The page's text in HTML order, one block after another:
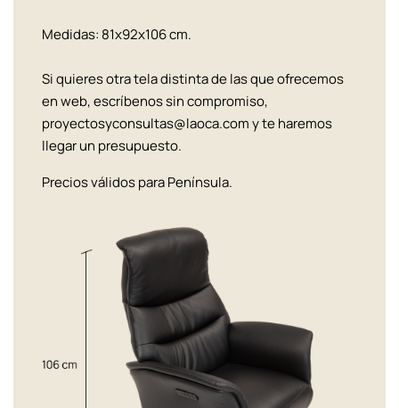
Medidas: 81x92x106 cm.
Si quieres otra tela distinta de las que ofrecemos
en web, escríbenos sin compromiso,
proyectosyconsultas@laoca.com y te haremos
llegar un presupuesto.
Precios válidos para Península.